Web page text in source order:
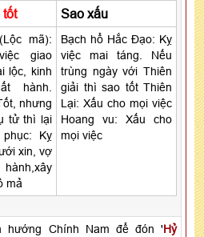
tốt Sao xấu
mã):
giao
lộc, kinh
hành.
nhưng
tử thì lại
Kỵ
xin, vợ
hành,xây
mả
Bạch hổ Hắc Đạo: Kỵ
việc mai táng. Nếu
trùng ngày với Thiên
giải thì sao tốt Thiên
Lại: Xấu cho mọi việc
Hoang vu: Xấu cho
mọi việc
hướng Chính Nam để đón 'Hỷ